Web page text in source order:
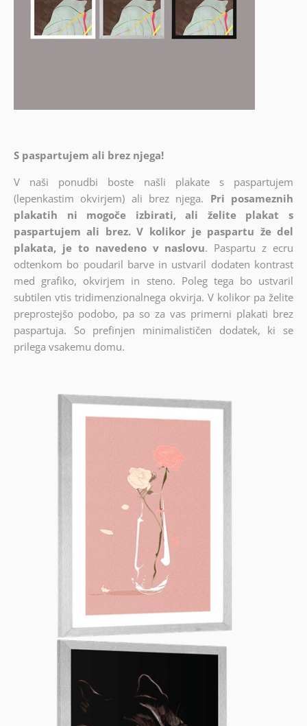
S paspartujem ali brez njega!
V naši ponudbi boste našli plakate s paspartujem
(lepenkastim okvirjem) ali brez njega. Pri posameznih
plakatih ni mogoče izbirati, ali želite plakat s
paspartujem ali brez. V kolikor je paspartu že del
plakata, je to navedeno v naslovu. Paspartu z ecru
odtenkom bo poudaril barve in ustvaril dodaten kontrast
med grafiko, okvirjem in steno. Poleg tega bo ustvaril
subtilen vtis tridimenzionalnega okvirja. V kolikor pa želite
preprostejšo podobo, pa so za vas primerni plakati brez
paspartuja. So prefinjen minimalističen dodatek, ki se
prilega vsakemu domu.